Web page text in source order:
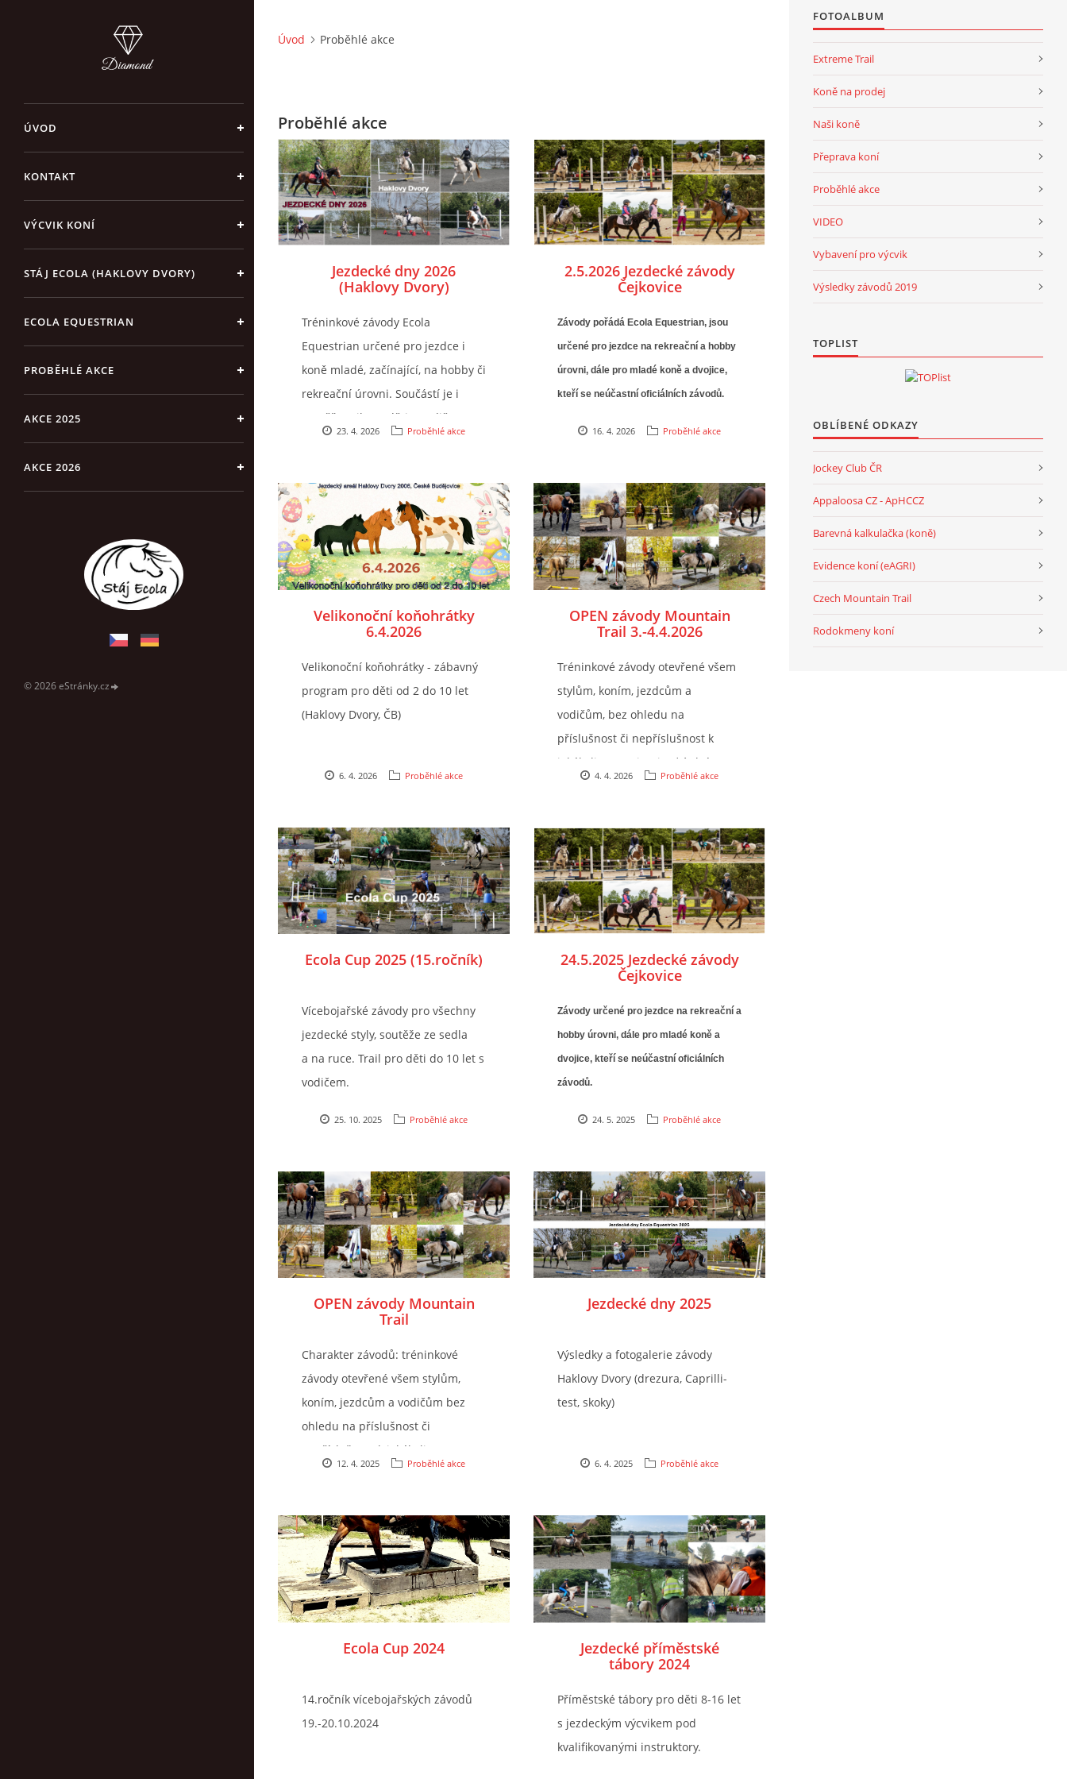
ÚVOD
KONTAKT
VÝCVIK KONÍ
STÁJ ECOLA (HAKLOVY DVORY)
ECOLA EQUESTRIAN
PROBĚHLÉ AKCE
AKCE 2025
AKCE 2026
© 2026 eStránky.cz
Úvod Proběhlé akce
Proběhlé akce
Jezdecké dny 2026
(Haklovy Dvory)
Tréninkové závody Ecola
Equestrian určené pro jezdce i
koně mladé, začínající, na hobby či
rekreační úrovni. Součástí je i
soutěž Trail pro děti s vodičem.
23. 4. 2026 Proběhlé akce
2.5.2026 Jezdecké závody
Čejkovice
Závody pořádá Ecola Equestrian, jsou
určené pro jezdce na rekreační a hobby
úrovni, dále pro mladé koně a dvojice,
kteří se neúčastní oficiálních závodů.
16. 4. 2026 Proběhlé akce
Velikonoční koňohrátky
6.4.2026
Velikonoční koňohrátky - zábavný
program pro děti od 2 do 10 let
(Haklovy Dvory, ČB)
6. 4. 2026 Proběhlé akce
OPEN závody Mountain
Trail 3.-4.4.2026
Tréninkové závody otevřené všem
stylům, koním, jezdcům a
vodičům, bez ohledu na
příslušnost či nepříslušnost k
jakékoliv organizaci. Ať úplní
4. 4. 2026 Proběhlé akce
Ecola Cup 2025 (15.ročník)
Vícebojařské závody pro všechny
jezdecké styly, soutěže ze sedla
a na ruce. Trail pro děti do 10 let s
vodičem.
25. 10. 2025 Proběhlé akce
24.5.2025 Jezdecké závody
Čejkovice
Závody určené pro jezdce na rekreační a
hobby úrovni, dále pro mladé koně a
dvojice, kteří se neúčastní oficiálních
závodů.
24. 5. 2025 Proběhlé akce
OPEN závody Mountain
Trail
Charakter závodů: tréninkové
závody otevřené všem stylům,
koním, jezdcům a vodičům bez
ohledu na příslušnost či
nepříslušnost k jakékoliv
12. 4. 2025 Proběhlé akce
Jezdecké dny 2025
Výsledky a fotogalerie závody
Haklovy Dvory (drezura, Caprilli-
test, skoky)
6. 4. 2025 Proběhlé akce
Ecola Cup 2024
14.ročník vícebojařských závodů
19.-20.10.2024
Jezdecké příměstské
tábory 2024
Příměstské tábory pro děti 8-16 let
s jezdeckým výcvikem pod
kvalifikovanými instruktory.
FOTOALBUM
Extreme Trail
Koně na prodej
Naši koně
Přeprava koní
Proběhlé akce
VIDEO
Vybavení pro výcvik
Výsledky závodů 2019
TOPLIST
OBLÍBENÉ ODKAZY
Jockey Club ČR
Appaloosa CZ - ApHCCZ
Barevná kalkulačka (koně)
Evidence koní (eAGRI)
Czech Mountain Trail
Rodokmeny koní